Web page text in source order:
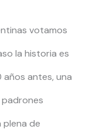
votamos
la historia es
antes, una
de